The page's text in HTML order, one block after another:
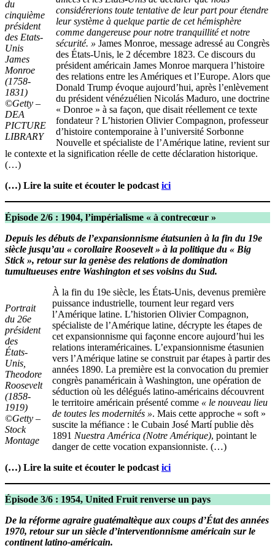
du
cinquième
président
des Etats-
Unis
James
Monroe
(1758-
1831)
©Getty –
DEA
PICTURE
LIBRARY
considérerions toute tentative de leur part pour étendre
leur système à quelque partie de cet hémisphère
comme dangereuse pour notre tranquillité et notre
sécurité. » James Monroe, message adressé au Congrès
des États-Unis, le 2 décembre 1823. Ce discours du
président américain James Monroe marquera l’histoire
des relations entre les Amériques et l’Europe. Alors que
Donald Trump évoque aujourd’hui, après l’enlèvement
du président vénézuélien Nicolás Maduro, une doctrine
« Donroe » à sa façon, que disait réellement ce texte
fondateur ? L’historien Olivier Compagnon, professeur
d’histoire contemporaine à l’université Sorbonne
Nouvelle et spécialiste de l’Amérique latine, revient sur
le contexte et la signification réelle de cette déclaration historique.
(…)
(…) Lire la suite et écouter le podcast ici
Épisode 2/6 : 1904, l’impérialisme « à contrecœur »
Depuis les débuts de l’expansionnisme étatsunien à la fin du 19e
siècle jusqu’au « corollaire Roosevelt » à la politique du « Big
Stick », retour sur la genèse des relations de domination
tumultueuses entre Washington et ses voisins du Sud.
Portrait
du 26e
président
des
États-
Unis,
Theodore
Roosevelt
(1858-
1919)
©Getty –
Stock
Montage
À la fin du 19e siècle, les États-Unis, devenus première
puissance industrielle, tournent leur regard vers
l’Amérique latine. L’historien Olivier Compagnon,
spécialiste de l’Amérique latine, décrypte les étapes de
cet expansionnisme qui façonne encore aujourd’hui les
relations interaméricaines. L’expansionnisme étasunien
vers l’Amérique latine se construit par étapes à partir des
années 1890. La première est la convocation du premier
congrès panaméricain à Washington, une opération de
séduction où les délégués latino-américains découvrent
le territoire américain présenté comme « le nouveau lieu
de toutes les modernités ». Mais cette approche « soft »
suscite la méfiance : le Cubain José Martí publie dès
1891 Nuestra América (Notre Amérique), pointant le
danger de cette vocation expansionniste. (…)
(…) Lire la suite et écouter le podcast ici
Épisode 3/6 : 1954, United Fruit renverse un pays
De la réforme agraire guatémaltèque aux coups d’État des années
1970, retour sur un siècle d’interventionnisme américain sur le
continent latino-américain.